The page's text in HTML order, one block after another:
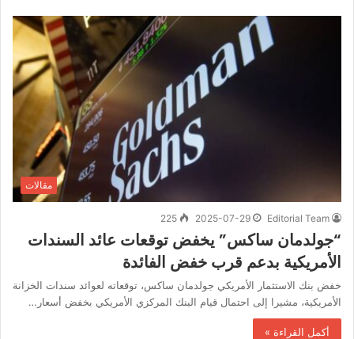
مقالات
Editorial Team
2025-07-29
225
“جولدمان ساكس” يخفض توقعات عائد السندات
الأمريكية بدعم قرب خفض الفائدة
خفض بنك الاستثمار الأمريكي جولدمان ساكس، توقعاته لعوائد سندات الخزانة
الأمريكية، مشيرا إلى احتمال قيام البنك المركزي الأمريكي بخفض أسعار…
أكمل القراءة »